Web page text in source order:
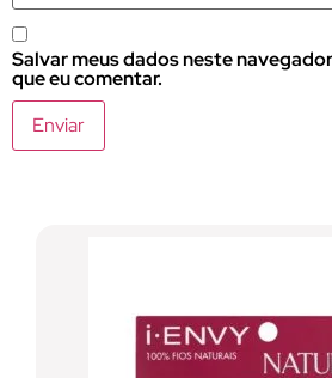
Salvar meus dados neste
que eu comentar.